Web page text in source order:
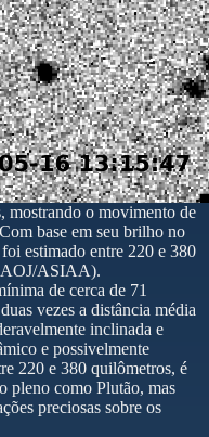
mostrando o movimento de
base em seu brilho no
estimado entre 220 e 380
ASIAA).
de cerca de 71
vezes a distância média
inclinada e
e possivelmente
220 e 380 quilômetros, é
pleno como Plutão, mas
preciosas sobre os